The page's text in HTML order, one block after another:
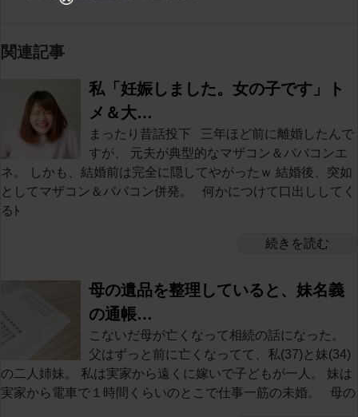
関連記事
私「妊娠しました。女の子です」ト
メ＆大…
まったり昔話投下 三年ほど前に離婚したんで
すが、 元夫が典型的なマザコン＆ババコンエ
ネ。 しかも、結婚前は完全に隠してやがったｗ 結婚後、突如
としてマザコン＆ババコン併発。 何かにつけて口出ししてく
るﾄ
続きを読む
母の遺品を整理していると、妹名義
の通帳…
こないだ母が亡くなって相続の話になった。
父はずっと前に亡くなってて、私(37)と妹(34)
の二人姉妹。 私は実家から遠くに嫁いで子どもが一人。 妹は
実家から電車で１時間くらいのとこで仕事一筋の未婚。 母の